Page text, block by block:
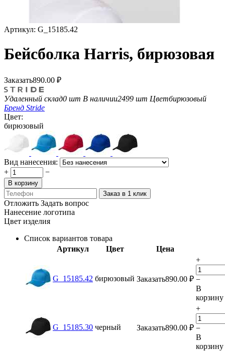
Артикул: G_15185.42
Бейсболка Harris, бирюзовая
Заказать890.00 ₽
Удаленный склад0 шт В наличии2499 шт Цветбирюзовый
Бренд Stride
Цвет:
бирюзовый
Вид нанесения:
+
−
В корзину
Заказ в 1 клик
Отложить Задать вопрос
Нанесение логотипа
Цвет изделия
Список вариантов товара
Артикул
Цвет Цена
G_15185.42 бирюзовый Заказать890.00 ₽
+
−
В
корзину
G_15185.30 черный Заказать890.00 ₽
+
−
В
корзину